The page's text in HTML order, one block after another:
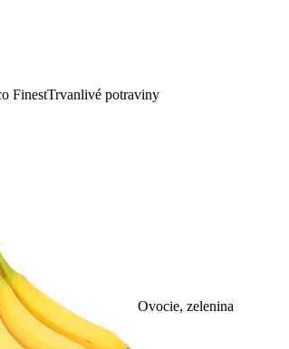
FinestTrvanlivé potraviny
Ovocie, zelenina